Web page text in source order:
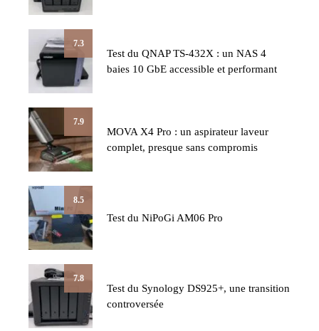
7.3
Test du QNAP TS-432X : un NAS 4
baies 10 GbE accessible et performant
7.9
MOVA X4 Pro : un aspirateur laveur
complet, presque sans compromis
8.5
Test du NiPoGi AM06 Pro
7.8
Test du Synology DS925+, une transition
controversée